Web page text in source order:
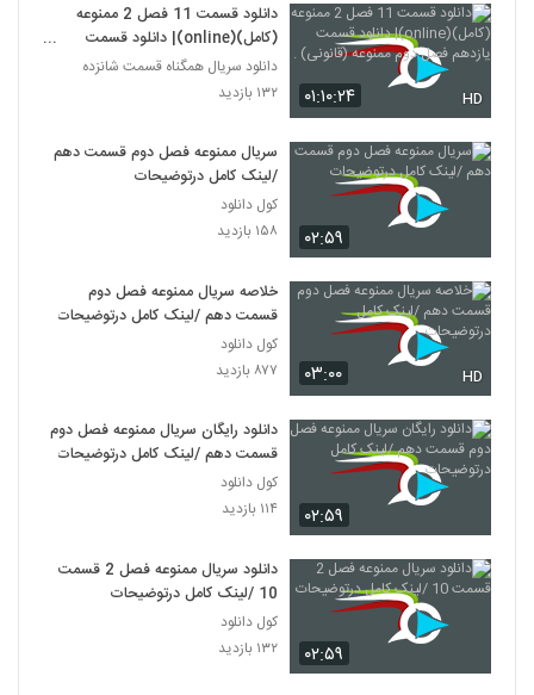
۰۱:۱۰:۲۴ HD
دانلود قسمت 11 فصل 2 ممنوعه
(کامل)(online)| دانلود قسمت
یازدهم فصل دوم ممنوعه (قانونی) .
دانلود سریال همگناه قسمت شانزده
۱۳۲ بازدید
۰۲:۵۹
سریال ممنوعه فصل دوم قسمت دهم
/لینک کامل درتوضیحات
کول دانلود
۱۵۸ بازدید
۰۳:۰۰ HD
خلاصه سریال ممنوعه فصل دوم
قسمت دهم /لینک کامل درتوضیحات
کول دانلود
۸۷۷ بازدید
۰۲:۵۹
دانلود رایگان سریال ممنوعه فصل دوم
قسمت دهم /لینک کامل درتوضیحات
کول دانلود
۱۱۴ بازدید
۰۲:۵۹
دانلود سریال ممنوعه فصل 2 قسمت
10 /لینک کامل درتوضیحات
کول دانلود
۱۳۲ بازدید